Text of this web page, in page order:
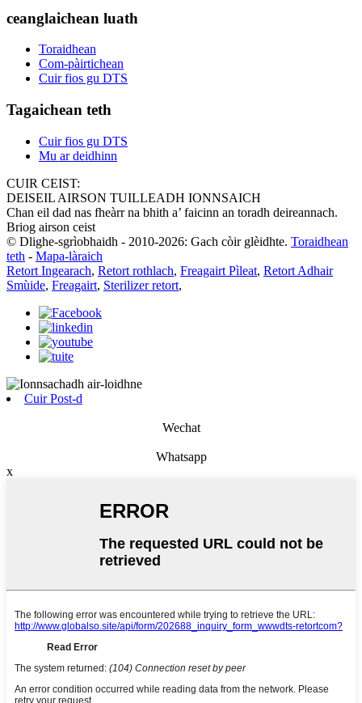
ceanglaichean luath
Toraidhean
Com-pàirtichean
Cuir fios gu DTS
Tagaichean teth
Cuir fios gu DTS
Mu ar deidhinn
CUIR CEIST:
DEISEIL AIRSON TUILLEADH IONNSAICH
Chan eil dad nas fheàrr na bhith a’ faicinn an toradh deireannach.
Briog airson ceist
© Dlighe-sgrìobhaidh - 2010-2026: Gach còir glèidhte. Toraidhean
teth - Mapa-làraich
Retort Ingearach, Retort rothlach, Freagairt Pìleat, Retort Adhair
Smùide, Freagairt, Sterilizer retort,
Cuir Post-d
Wechat
Whatsapp
x